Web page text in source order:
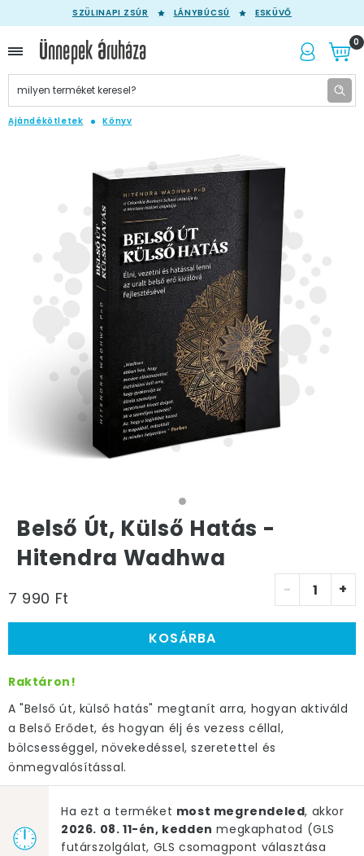
SZÜLINAPI ZSÚR LÁNYBÚCSÚ ESKÜVŐ
0
Ajándékötletek Könyv
Belső Út, Külső Hatás -
Hitendra Wadhwa
7 990 Ft - +
KOSÁRBA
Raktáron!
A "Belső út, külső hatás" megtanít arra, hogyan aktiváld
a Belső Erődet, és hogyan élj és vezess céllal,
bölcsességgel, növekedéssel, szeretettel és
önmegvalósítással.
Ha ezt a terméket most megrendeled, akkor
2026. 08. 11-én, kedden megkaphatod (GLS
futárszolgálat, GLS csomagpont választása